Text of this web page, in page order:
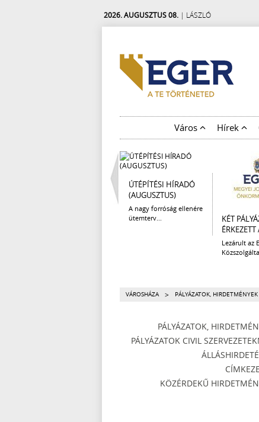
2026. AUGUSZTUS 08. | LÁSZLÓ
Város Hírek
ÚTÉPÍTÉSI HÍRADÓ
(AUGUSZTUS)
A nagy forróság ellenére
ütemterv...
KÉT
Lezárult az
VÁROSHÁZA > PÁLYÁZATOK, HIRDETMÉNYEK
PÁLYÁZATOK,
PÁLYÁZATOK CIVIL
KÖZÉRDEKŰ